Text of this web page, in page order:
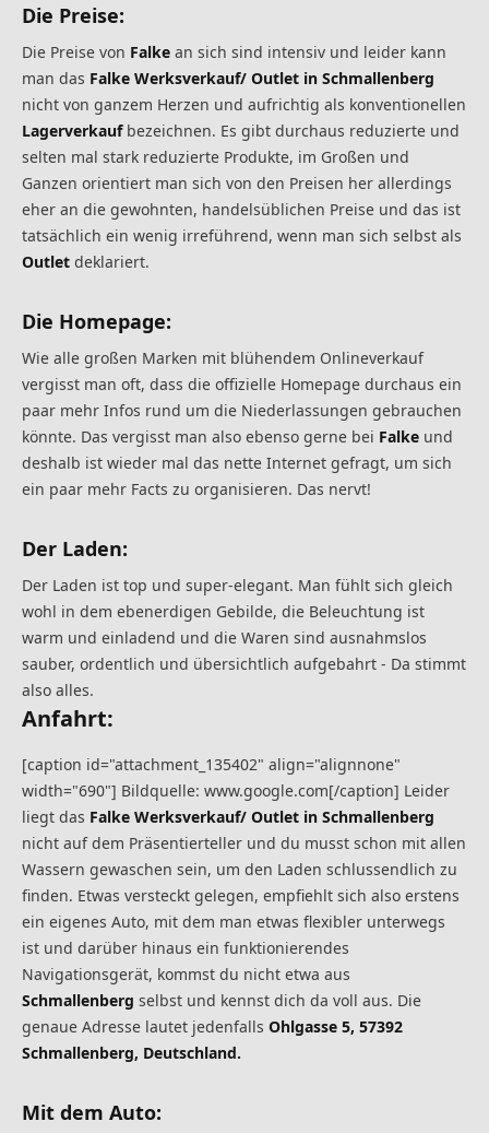
Die Preise:
Die Preise von Falke an sich sind intensiv und leider kann
man das Falke Werksverkauf/ Outlet in Schmallenberg
nicht von ganzem Herzen und aufrichtig als konventionellen
Lagerverkaufbezeichnen. Es gibt durchaus reduzierte und
selten mal stark reduzierte Produkte, im Großen und
Ganzen orientiert man sich von den Preisen her allerdings
eher an die gewohnten, handelsüblichen Preise und das ist
tatsächlich ein wenig irreführend, wenn man sich selbst als
Outlet deklariert.
Die Homepage:
Wie alle großen Marken mit blühendem Onlineverkauf
vergisst man oft, dass die offizielle Homepage durchaus ein
paar mehr Infos rund um die Niederlassungen gebrauchen
könnte. Das vergisst man also ebenso gerne bei Falke und
deshalb ist wieder mal das nette Internet gefragt, um sich
ein paar mehr Facts zu organisieren. Das nervt!
Der Laden:
Der Laden ist top und super-elegant. Man fühlt sich gleich
wohl in dem ebenerdigen Gebilde, die Beleuchtung ist
warm und einladend und die Waren sind ausnahmslos
sauber, ordentlich und übersichtlich aufgebahrt - Da stimmt
also alles.
Anfahrt:
[caption id="attachment_135402" align="alignnone"
width="690"] Bildquelle: www.google.com[/caption] Leider
liegt das Falke Werksverkauf/ Outlet in Schmallenberg
nicht auf dem Präsentierteller und du musst schon mit allen
Wassern gewaschen sein, um den Laden schlussendlich zu
finden. Etwas versteckt gelegen, empfiehlt sich also erstens
ein eigenes Auto, mit dem man etwas flexibler unterwegs
ist und darüber hinaus ein funktionierendes
Navigationsgerät, kommst du nicht etwa aus
Schmallenberg selbst und kennst dich da voll aus. Die
genaue Adresse lautet jedenfalls Ohlgasse 5, 57392
Schmallenberg, Deutschland.
Mit dem Auto: